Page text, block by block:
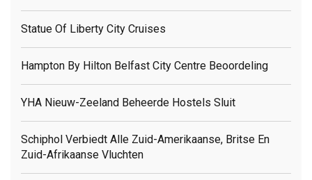
Statue Of Liberty City Cruises
Hampton By Hilton Belfast City Centre Beoordeling
YHA Nieuw-Zeeland Beheerde Hostels Sluit
Schiphol Verbiedt Alle Zuid-Amerikaanse, Britse En
Zuid-Afrikaanse Vluchten